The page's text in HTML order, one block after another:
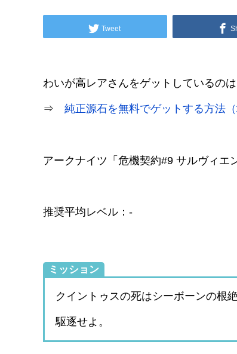
Tweet
わいが高レアさんをゲットしているのは
⇒ 純正源石を無料でゲットする方法
アークナイツ「危機契約#9 サルヴィエ
推奨平均レベル：-
ミッション
クイントゥスの死はシーボーンの根
駆逐せよ。